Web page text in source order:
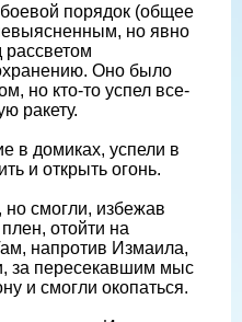
порядок (общее
но явно
Оно было
но кто-то успел все-
ракету.
в домиках, успели в
и открыть огонь.
смогли, избежав
отойти на
напротив Измаила,
за пересекавшим мыс
и смогли окопаться.